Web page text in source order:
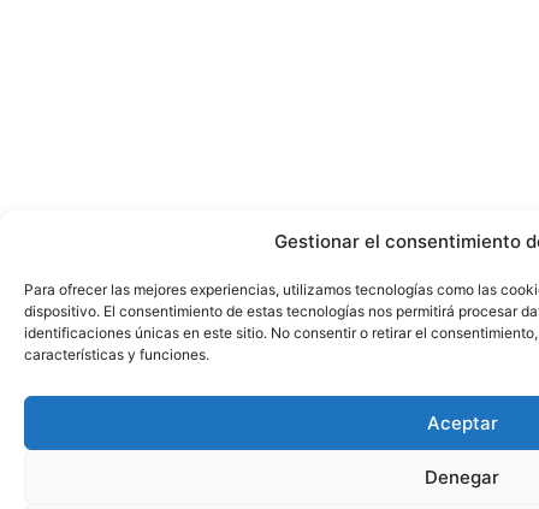
Gestionar el consentimiento
Para ofrecer las mejores experiencias, utilizamos tecnologías como las
dispositivo. El consentimiento de estas tecnologías nos permitirá procesar
identificaciones únicas en este sitio. No consentir o retirar el
características y funciones.
Aceptar
Denegar